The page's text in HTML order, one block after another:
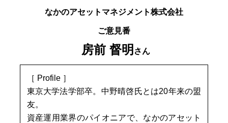
なかのアセットマネジメント株式会社
ご意見番
房前 督明 さん
［ Profile ］
東京大学法学部卒。中野晴啓氏とは20年来の盟
友。
資産運用業界のパイオニアで、なかのアセット